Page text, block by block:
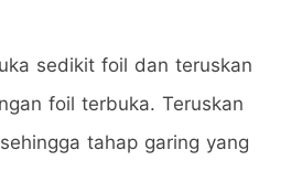
sedikit foil dan teruskan
foil terbuka. Teruskan
tahap garing yang